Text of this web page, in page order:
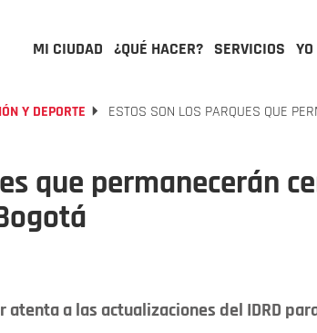
MI CIUDAD ¿QUÉ HACER? SERVICIOS
Y DEPORTE ESTOS SON LOS PARQUES QUE
que permanecerán
a las actualizaciones del IDRD